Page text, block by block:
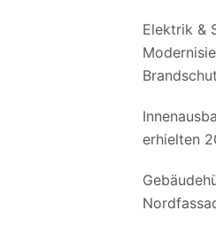
Elektrik &
erhielten